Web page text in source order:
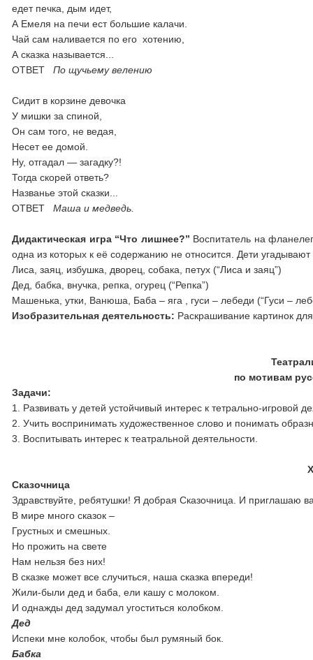
едет печка, дым идет,
А Емеля на печи ест большие калачи.
Чай сам наливается по его хотению,
А сказка называется...
ОТВЕТПо щучьему велению
Сидит в корзине девочка
У мишки за спиной,
Он сам того, не ведая,
Несет ее домой.
Ну, отгадал — загадку?!
Тогда скорей ответь?
Названье этой сказки...
ОТВЕТМаша и медведь.
Дидактическая игра “Что лишнее?” Воспитатель на
одна из которых к её содержанию не относится. Дети
Лиса, заяц, избушка, дворец, собака, петух (“Лиса и заяц”)
Дед, бабка, внучка, репка, огурец (“Репка”)
Машенька, утки, Ванюша, Баба – яга , гуси – лебеди (“Гуси –
Изобразительная деятельность: Раскрашивание картинок
по мотивам
Задачи:
1. Развивать у детей устойчивый интерес к тетрально-игровой
2. Учить воспринимать художественное слово и понимать
3. Воспитывать интерес к театральной деятельности.
Сказочница
Здравствуйте, ребятушки! Я добрая Сказочница. И приглашаю
В мире много сказок –
Грустных и смешных.
Но прожить на свете
Нам нельзя без них!
В сказке может все случиться, наша сказка впереди!
Жили-были дед и баба, ели кашу с молоком.
И однажды дед задумал угоститься колобком.
Дед
Испеки мне колобок, чтобы был румяный бок.
Бабка